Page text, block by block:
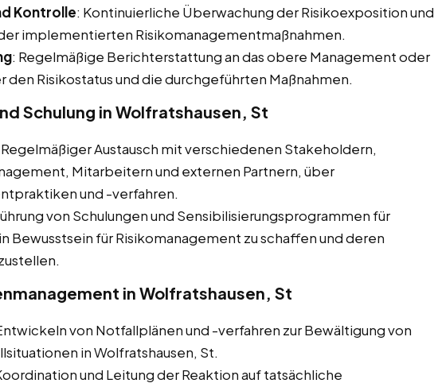
Kontrolle: Kontinuierliche Überwachung der Risikoexposition und
implementierten Risikomanagementmaßnahmen.
: Regelmäßige Berichterstattung an das obere Management oder
den Risikostatus und die durchgeführten Maßnahmen.
Schulung in Wolfratshausen, St
Regelmäßiger Austausch mit verschiedenen Stakeholdern,
Mitarbeitern und externen Partnern, über
und -verfahren.
von Schulungen und Sensibilisierungsprogrammen für
Bewusstsein für Risikomanagement zu schaffen und deren
in Wolfratshausen, St
von Notfallplänen und -verfahren zur Bewältigung von
in Wolfratshausen, St.
und Leitung der Reaktion auf tatsächliche